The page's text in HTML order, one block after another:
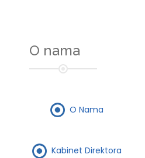
O nama
O Nama
Kabinet Direktora